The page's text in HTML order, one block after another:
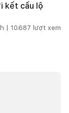
kết cấu lộ
| 10.687 lượt xem